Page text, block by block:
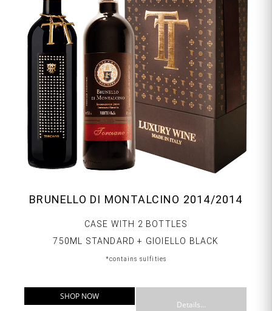
BRUNELLO DI MONTALCINO 2014/2014
CASE WITH 2 BOTTLES
750ML STANDARD + GIOIELLO BLACK
*contains sulfities
SHOP NOW
Details...